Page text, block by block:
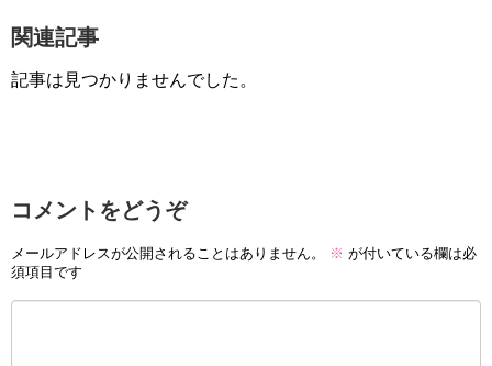
関連記事
記事は見つかりませんでした。
コメントをどうぞ
メールアドレスが公開されることはありません。 ※ が付いている欄は必
須項目です